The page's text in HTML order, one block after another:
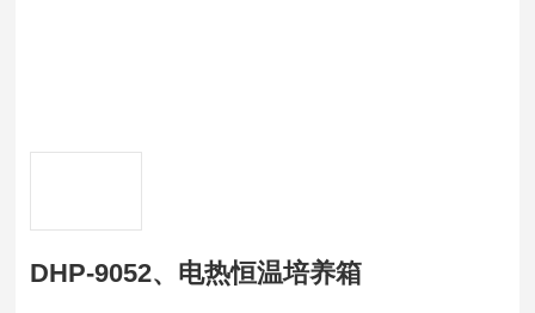
DHP-9052、电热恒温培养箱